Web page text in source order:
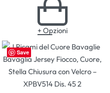
+ Opzioni
Save